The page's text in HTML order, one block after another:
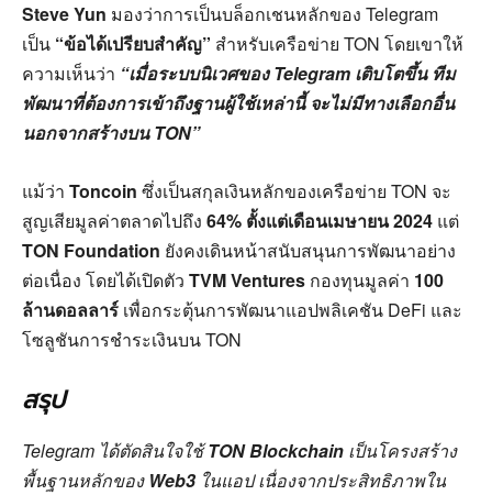
Steve Yun มองว่าการเป็นบล็อกเชนหลักของ Telegram
เป็น “ข้อได้เปรียบสำคัญ” สำหรับเครือข่าย TON โดยเขาให้
ความเห็นว่า “เมื่อระบบนิเวศของ Telegram เติบโตขึ้น ทีม
พัฒนาที่ต้องการเข้าถึงฐานผู้ใช้เหล่านี้ จะไม่มีทางเลือกอื่น
นอกจากสร้างบน TON”
แม้ว่า Toncoin ซึ่งเป็นสกุลเงินหลักของเครือข่าย TON จะ
สูญเสียมูลค่าตลาดไปถึง 64% ตั้งแต่เดือนเมษายน 2024 แต่
TON Foundation ยังคงเดินหน้าสนับสนุนการพัฒนาอย่าง
ต่อเนื่อง โดยได้เปิดตัว TVM Ventures กองทุนมูลค่า 100
ล้านดอลลาร์ เพื่อกระตุ้นการพัฒนาแอปพลิเคชัน DeFi และ
โซลูชันการชำระเงินบน TON
สรุป
Telegram ได้ตัดสินใจใช้TON Blockchain เป็นโครงสร้าง
พื้นฐานหลักของ Web3 ในแอป เนื่องจากประสิทธิภาพใน